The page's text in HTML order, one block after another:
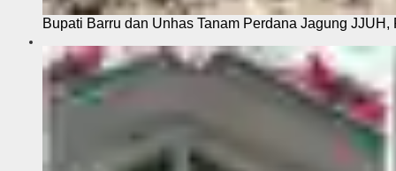
Bupati Barru dan Unhas Tanam Perdana Jagung